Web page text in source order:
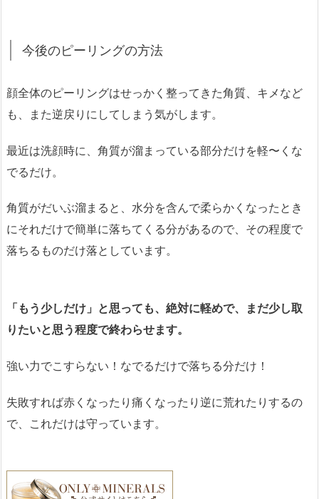
今後のピーリングの方法
顔全体のピーリングはせっかく整ってきた角質、キメなど
も、また逆戻りにしてしまう気がします。
最近は洗顔時に、角質が溜まっている部分だけを軽〜くな
でるだけ。
角質がだいぶ溜まると、水分を含んで柔らかくなったとき
にそれだけで簡単に落ちてくる分があるので、その程度で
落ちるものだけ落としています。
「もう少しだけ」と思っても、絶対に軽めで、まだ少し取
りたいと思う程度で終わらせます。
強い力でこすらない！なでるだけで落ちる分だけ！
失敗すれば赤くなったり痛くなったり逆に荒れたりするの
で、これだけは守っています。